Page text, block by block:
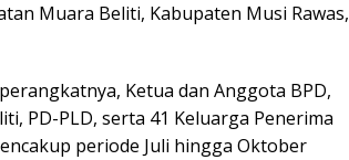
Muara Beliti, Kabupaten Musi Rawas,
Ketua dan Anggota BPD,
PD-PLD, serta 41 Keluarga Penerima
periode Juli hingga Oktober